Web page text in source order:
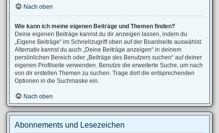
Nach oben
Wie kann ich meine eigenen Beiträge und Themen finden?
Deine eigenen Beiträge kannst du dir anzeigen lassen, indem du
„Eigene Beiträge“ im Schnellzugriff oben auf der Boardseite auswählst.
Alternativ kannst du auch „Deine Beiträge anzeigen“ in deinem
persönlichen Bereich oder „Beiträge des Benutzers suchen“ auf deiner
eigenen Profilseite verwenden. Benutze die erweiterte Suche, um nach
von dir erstellen Themen zu suchen. Trage dort die entsprechenden
Optionen in die Suchmaske ein.
Nach oben
Abonnements und Lesezeichen